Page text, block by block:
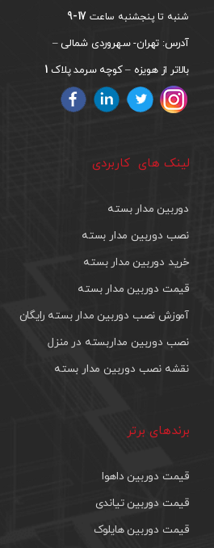
شنبه تا پنجشنبه ساعت 17-9
آدرس: تهران- سهروردی شمالی –
بالاتر از هویزه – کوچه سرمد پلاک 1
لینک های کاربردی
دوربین مدار بسته
نصب دوربین مدار بسته
خرید دوربین مدار بسته
قیمت دوربین مدار بسته
آموزش نصب دوربین مدار بسته رایگان
نصب دوربین مداربسته در منزل
نقشه نصب دوربین مدار بسته
برندهای برتر
قیمت دوربین داهوا
قیمت دوربین تیاندی
قیمت دوربین هایلوک